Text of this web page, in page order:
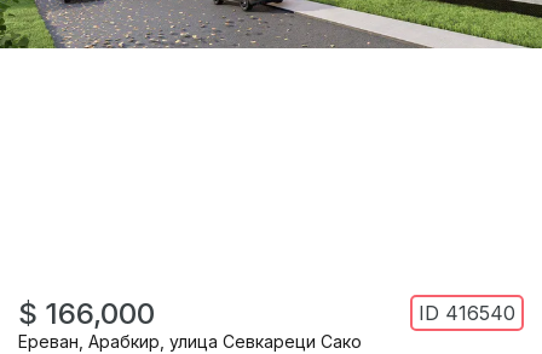
$ 166,000 ID 416540
Ереван Арабкир улица Севкареци Сако